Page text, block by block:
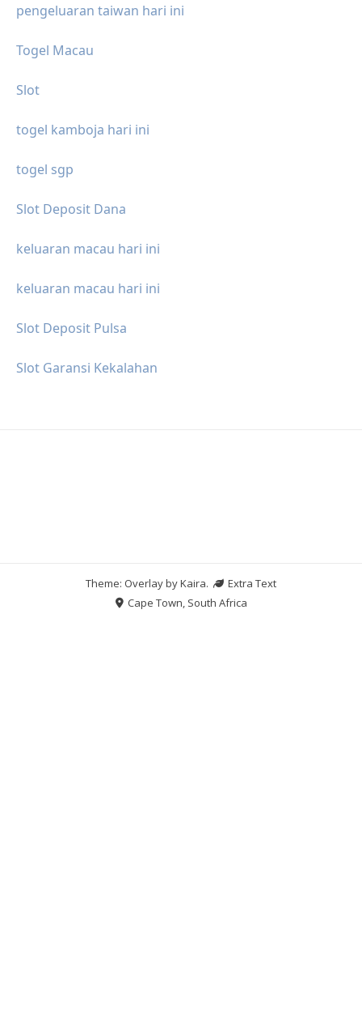
pengeluaran taiwan hari ini
Togel Macau
Slot
togel kamboja hari ini
togel sgp
Slot Deposit Dana
keluaran macau hari ini
keluaran macau hari ini
Slot Deposit Pulsa
Slot Garansi Kekalahan
Theme: Overlay byKaira.
Extra Text
Cape Town, South Africa